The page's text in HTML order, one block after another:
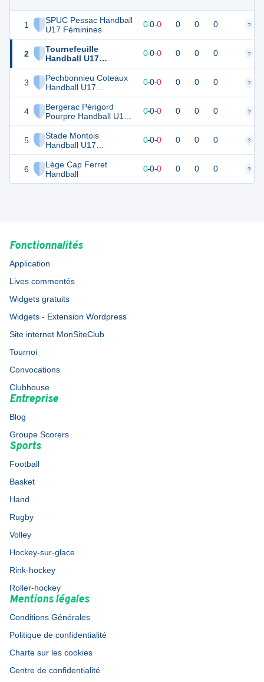
1
SPUC Pessac Handball
U17 Féminines
2
Tournefeuille
Handball U17
Féminines
3
Pechbonnieu Coteaux
Handball U17
Féminines
4
Bergerac Périgord
Pourpre Handball U17
Féminines
5
Stade Montois
Handball U17
Féminines
6
Lège Cap Ferret
Handball
0 0 0-0-0 0 0 0 ?
0-0-0 0 0 0 ?
0 0 0-0-0 0 0 0 ?
0 0-0-0 0 0 0 ?
0-0-0 0 0 0 ?
0 0-0-0 0 0 0 ?
Fonctionnalités
Application
Lives commentés
Widgets gratuits
Widgets - Extension Wordpress
Site internet MonSiteClub
Tournoi
Convocations
Clubhouse
Entreprise
Blog
Groupe Scorers
Sports
Football
Basket
Hand
Rugby
Volley
Hockey-sur-glace
Rink-hockey
Roller-hockey
Mentions légales
Conditions Générales
Politique de confidentialité
Charte sur les cookies
Centre de confidentialité